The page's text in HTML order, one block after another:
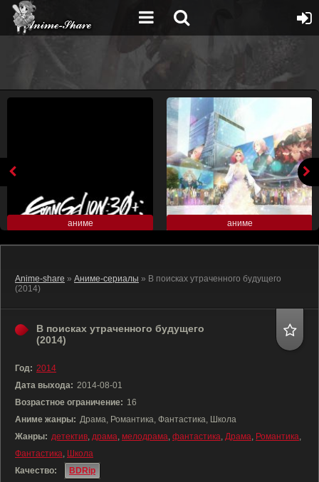
аниме аниме
Anime-share » Аниме-сериалы » В поисках утраченного будущего
(2014)
В поисках утраченного будущего
(2014)
Год: 2014
Дата выхода: 2014-08-01
Возрастное ограничение: 16
Аниме жанры: Драма, Романтика, Фантастика, Школа
Жанры: детектив, драма, мелодрама, фантастика, Драма, Романтика,
Фантастика, Школа
Качество:
BDRip